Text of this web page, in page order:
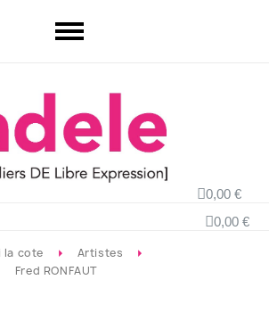
0,00 €
0,00 €
la cote
Artistes
Fred RONFAUT